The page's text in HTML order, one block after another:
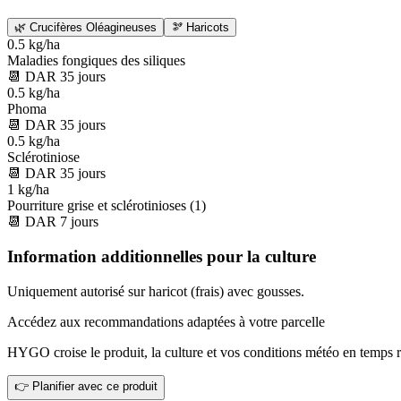
🌿 Crucifères Oléagineuses 🫘 Haricots
0.5 kg/ha
Maladies fongiques des siliques
📆 DAR 35 jours
0.5 kg/ha
Phoma
📆 DAR 35 jours
0.5 kg/ha
Sclérotiniose
📆 DAR 35 jours
1 kg/ha
Pourriture grise et sclérotinioses (1)
📆 DAR 7 jours
Information additionnelles pour la culture
Uniquement autorisé sur haricot (frais) avec gousses.
Accédez aux recommandations adaptées à votre parcelle
HYGO croise le produit, la culture et vos conditions météo en temps
👉 Planifier avec ce produit